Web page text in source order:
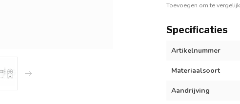
Toevoegen om te
Specificaties
Artikelnummer
Materiaalsoort
Aandrijving